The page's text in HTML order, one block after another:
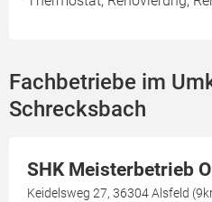
Fachbetriebe im
Schrecksbach
SHK Meisterbetrieb
Keidelsweg 27, 36304 Alsfeld